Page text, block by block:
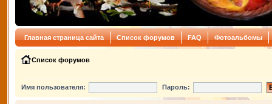
Главная страница сайта Список форумов FAQ Фотоальбомы
Список форумов
Имя пользователя: Пароль: